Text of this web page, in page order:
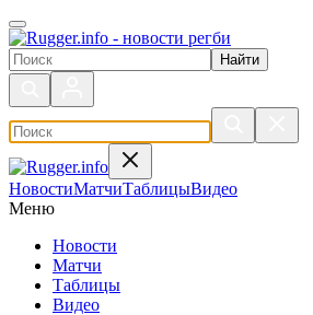
Поиск по сайту
НовостиМатчиТаблицыВидео
Меню
Новости
Матчи
Таблицы
Видео